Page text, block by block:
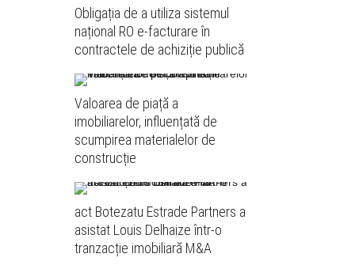
Obligația de a utiliza sistemul
național RO e-facturare în
contractele de achiziție publică
Valoarea de piață a
imobiliarelor, influențată de
scumpirea materialelor de
construcție
act Botezatu Estrade Partners a
asistat Louis Delhaize într-o
tranzacție imobiliară M&A